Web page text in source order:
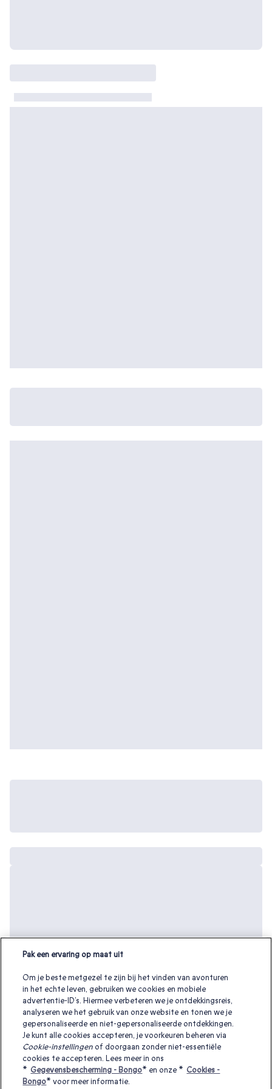
Andere interessante cadeaubonnen:
Pak een ervaring op maat uit
Om je beste metgezel te zijn bij het vinden van avonturen
in het echte leven, gebruiken we cookies en mobiele
advertentie-ID’s. Hiermee verbeteren we je ontdekkingsreis,
analyseren we het gebruik van onze website en tonen we je
gepersonaliseerde en niet-gepersonaliseerde ontdekkingen.
Je kunt alle cookies accepteren, je voorkeuren beheren via
Cookie-instellingen of doorgaan zonder niet-essentiële
cookies te accepteren. Lees meer in ons
* Gegevensbescherming - Bongo* en onze * Cookies -
Bongo* voor meer informatie.